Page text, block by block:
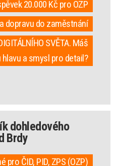
20.000 Kč pro OZP
dopravu do zaměstnání
SVĚTA. Máš
a smysl pro detail?
dohledového
Brdy
pro ČID, PID, ZPS (OZP)